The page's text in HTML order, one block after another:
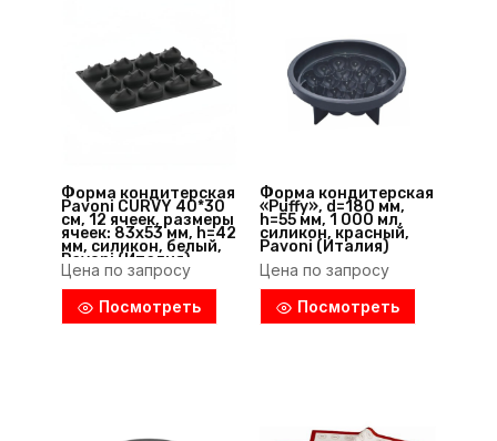
Форма кондитерская
Pavoni CURVY 40*30
см, 12 ячеек, размеры
ячеек: 83х53 мм, h=42
мм, силикон, белый,
Pavoni (Италия)
Цена по запросу
Посмотреть
Форма кондитерская
«Puffy», d=180 мм,
h=55 мм, 1 000 мл,
силикон, красный,
Pavoni (Италия)
Цена по запросу
Посмотреть